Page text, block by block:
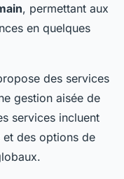
, permettant aux
en quelques
des services
gestion aisée de
services incluent
des options de